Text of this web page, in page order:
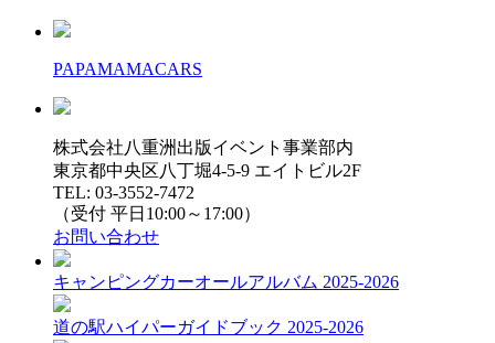
PAPAMAMACARS
株式会社八重洲出版イベント事業部内
東京都中央区八丁堀4-5-9 エイトビル2F
TEL: 03-3552-7472
（受付 平日10:00～17:00）
お問い合わせ
キャンピングカーオールアルバム 2025-2026
道の駅ハイパーガイドブック 2025-2026